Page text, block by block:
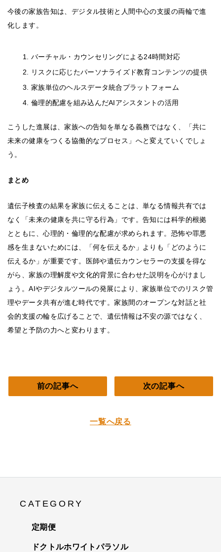
今後の家族告知は、デジタル技術と人間中心の支援の両輪で進
化します。
バーチャル・カウンセリングによる24時間対応
リスクに応じたパーソナライズド教育コンテンツの提供
家族単位のヘルスデータ統合プラットフォーム
倫理的配慮を組み込んだAIアシスタントの活用
こうした進展は、家族への告知を単なる義務ではなく、「共に
未来の健康をつくる協働的なプロセス」へと変えていくでしょ
う。
まとめ
遺伝子検査の結果を家族に伝えることは、単なる情報共有では
なく「未来の健康を共に守る行為」です。告知には科学的根拠
とともに、心理的・倫理的な配慮が求められます。恐怖や罪悪
感を生まないためには、「何を伝えるか」よりも「どのように
伝えるか」が重要です。医師や遺伝カウンセラーの支援を得な
がら、家族の理解度や文化的背景に合わせた説明を心がけまし
ょう。AIやデジタルツールの発展により、家族単位でのリスク管
理やデータ共有が進む時代です。家族間のオープンな対話と社
会的支援の輪を広げることで、遺伝情報は不安の源ではなく、
希望と予防の力へと変わります。
前の記事へ
一覧へ戻る
次の記事へ
CATEGORY
定期便
ドクトルホワイトパラソル